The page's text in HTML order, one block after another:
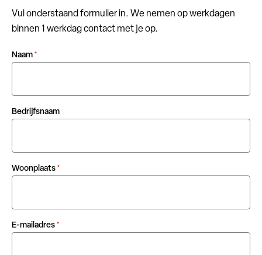
Vul onderstaand formulier in. We nemen op werkdagen
binnen 1 werkdag contact met je op.
Naam *
Bedrijfsnaam
Woonplaats *
E-mailadres *